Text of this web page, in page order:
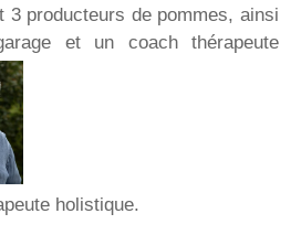
3 producteurs de pommes, ainsi
et un coach thérapeute
holistique.